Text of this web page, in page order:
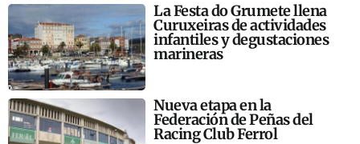
La Festa do Grumete llena
Curuxeiras de actividades
infantiles y degustaciones
marineras
Nueva etapa en la
Federación de Peñas del
Racing Club Ferrol